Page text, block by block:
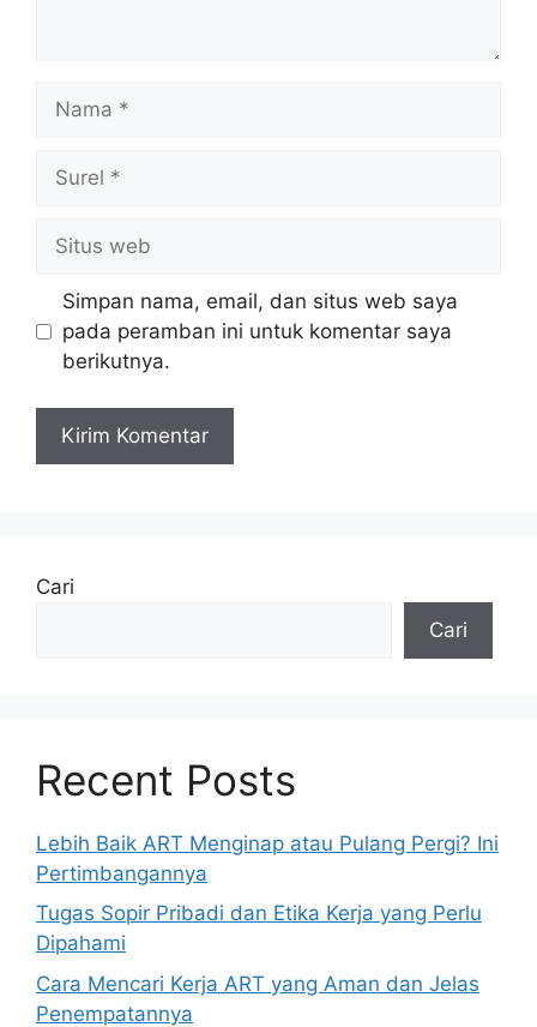
Simpan nama, email, dan situs web saya
pada peramban ini untuk komentar saya
berikutnya.
Cari
Cari
Recent Posts
Lebih Baik ART Menginap atau Pulang Pergi? Ini
Pertimbangannya
Tugas Sopir Pribadi dan Etika Kerja yang Perlu
Dipahami
Cara Mencari Kerja ART yang Aman dan Jelas
Penempatannya